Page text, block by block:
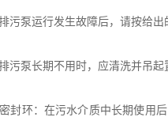
泵运行发生故障后，请按给出
泵长期不用时，应清洗并吊起
环：在污水介质中长期使用后